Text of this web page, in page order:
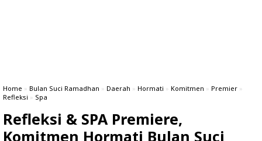
Home » Bulan Suci Ramadhan » Daerah » Hormati » Komitmen » Premier »
Refleksi » Spa
Refleksi & SPA Premiere,
Komitmen Hormati Bulan Suci